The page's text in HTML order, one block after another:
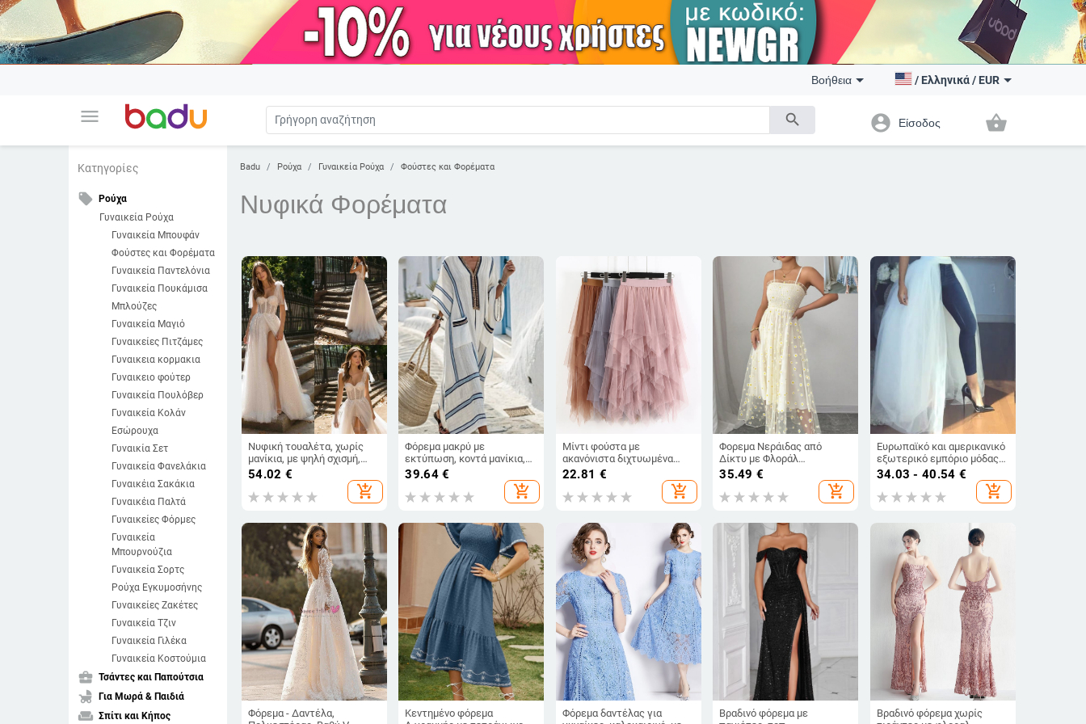
menu search
Βοήθεια / Ελληνικά/ EUR
account_circle Είσοδος shopping_basket
Κατηγορίες
local_offer
Ρούχα
Γυναικεία Ρούχα
Γυναικεία Μπουφάν
Φούστες και Φορέματα
Γυναικεία Παντελόνια
Γυναικεία Πουκάμισα
Μπλούζες
Γυναικεία Μαγιό
Γυναικείες Πιτζάμες
Γυναικεια κορμακια
Γυναικειο φούτερ
Γυναικεία Πουλόβερ
Γυναικεία Κολάν
Εσώρουχα
Γυναικία Σετ
Γυναικεία Φανελάκια
Γυναικέια Σακάκια
Γυναικέια Παλτά
Γυναικείες Φόρμες
Γυναικεία
Μπουρνούζια
Γυναικεία Σορτς
Ρούχα Εγκυμοσήνης
Γυναικείες Ζακέτες
Γυναικεία Τζιν
Γυναικεία Γιλέκα
Γυναικεία Κοστούμια
business_center Τσάντες και Παπούτσια
child_friendly Για Μωρά & Παιδιά
weekend Σπίτι και Κήπος
Badu Ρούχα Γυναικεία Ρούχα Φούστες και Φορέματα
Νυφικά Φορέματα
Νυφική τουαλέτα, χωρίς
μανίκια, με ψηλή σχισμή,
μακριά, μέση στη μέση, 95%
54.02 €
add_shopping_cart
Φόρεμα μακρύ με
εκτύπωση, κοντά μανίκια,
γραμμής Α, μείξη λίνων,
39.64€
add_shopping_cart
Μίντι φούστα με
ακανόνιστα διχτυωμένα
πάνελ, ψηλή μέση,
22.81 €
add_shopping_cart
Φορεμα Νεράιδας από
Δίκτυ με Φλοράλ
Εκτύπωση, Υψηλή Ζώνη,
Αμάνικο, Χωρίς Γιακά, Μέσο
Μήκος
35.49 €
add_shopping_cart
Ευρωπαϊκό και αμερικανικό
εξωτερικό εμπόριο μόδας
σκηνής κοστούμι ελαστική
μέση φούστα από πλέγμα με
μεταξωτή φούστα ψηλή
μέση φούστα από γάζα
34.03 - 40.54 €
add_shopping_cart
Φόρεμα - Δαντέλα,
Κεντημένο φόρεμα
Φόρεμα δαντέλας για
Βραδινό φόρεμα με
Βραδινό φόρεμα χωρίς